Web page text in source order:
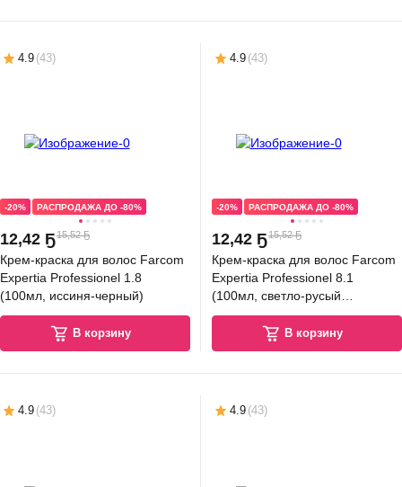
4.9 (43)
-20% РАСПРОДАЖА ДО -80%
12,42 Ҕ15,52 Ҕ
Крем-краска для волос Farcom
Expertia Professionel 1.8
(100мл, иссиня-черный)
В корзину
4.9 (43)
-20% РАСПРОДАЖА ДО -80%
12,42 Ҕ15,52 Ҕ
Крем-краска для волос Farcom
Expertia Professionel 8.1
(100мл, светло-русый
пепельный)
В корзину
4.9 (43) 4.9 (43)